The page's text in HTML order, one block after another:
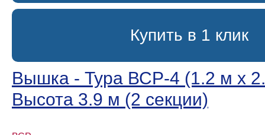
Купить в 1 клик
Вышка - Тура ВСР-4 (1.2 м х
Высота 3.9 м (2 секции)